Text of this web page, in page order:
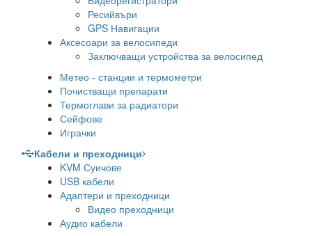
Ресийвъри
GPS Навигации
Аксесоари за велосипеди
Заключващи устройства за велосипед
Метео - станции и термометри
Почистващи препарати
Термоглави за радиатори
Сейфове
Играчки
Кабели и преходници
KVM Суичове
USB кабели
Адаптери и преходници
Видео преходници
Аудио кабели